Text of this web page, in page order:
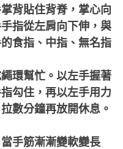
背貼住背脊，掌心向
指從左肩向下伸，與
食指、中指、無名指
環幫忙。以左手握著
勾住，再以左手用力
數分鐘再放開休息。
手筋漸漸變軟變長